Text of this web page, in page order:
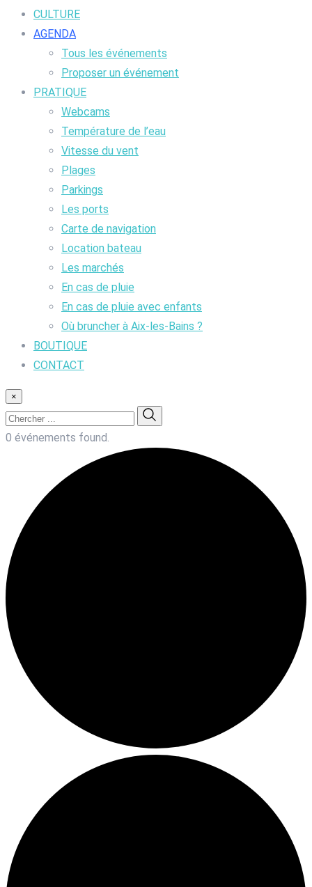
CULTURE
AGENDA
Tous les événements
Proposer un événement
PRATIQUE
Webcams
Température de l’eau
Vitesse du vent
Plages
Parkings
Les ports
Carte de navigation
Location bateau
Les marchés
En cas de pluie
En cas de pluie avec enfants
Où bruncher à Aix-les-Bains ?
BOUTIQUE
CONTACT
×
0 événements found.